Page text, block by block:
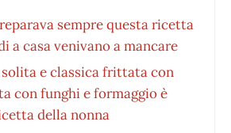
sempre questa ricetta
a casa venivano a mancare
e classica frittata con
con funghi e formaggio è
della nonna